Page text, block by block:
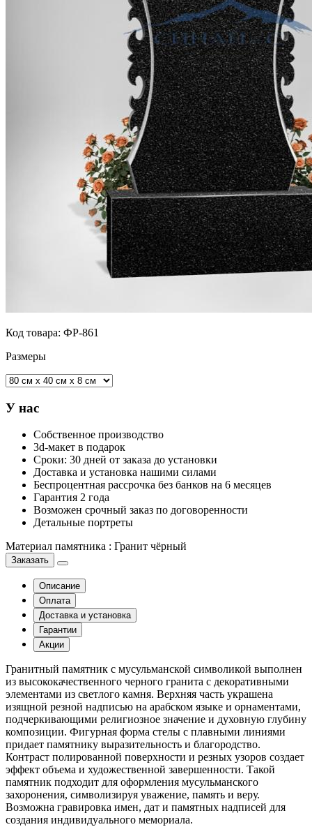
Код товара: ФР-861
Размеры
У нас
Собственное производство
3d-макет в подарок
Сроки: 30 дней от заказа до установки
Доставка и установка нашими силами
Беспроцентная рассрочка без банков на 6 месяцев
Гарантия 2 года
Возможен срочный заказ по договоренности
Детальные портреты
Материал памятника : Гранит чёрный
Заказать
Описание
Оплата
Доставка и установка
Гарантии
Акции
Гранитный памятник с мусульманской символикой выполнен
из высококачественного черного гранита с декоративными
элементами из светлого камня. Верхняя часть украшена
изящной резной надписью на арабском языке и орнаментами,
подчеркивающими религиозное значение и духовную глубину
композиции. Фигурная форма стелы с плавными линиями
придает памятнику выразительность и благородство.
Контраст полированной поверхности и резных узоров создает
эффект объема и художественной завершенности. Такой
памятник подходит для оформления мусульманского
захоронения, символизируя уважение, память и веру.
Возможна гравировка имен, дат и памятных надписей для
создания индивидуального мемориала.